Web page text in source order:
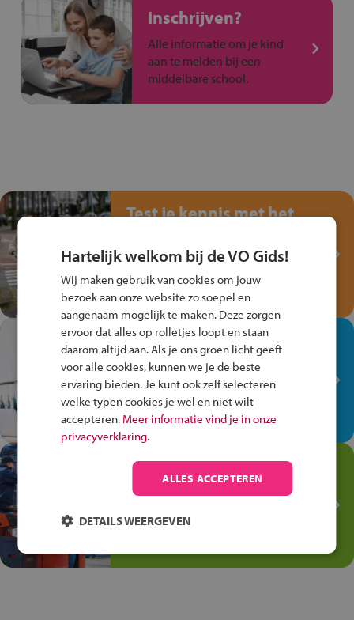
Inschrijven?
Alle informatie om je kind
aan te melden bij een
middelbare school.
Test je kennis met het
Verkeersspel!
Speel het Fiets Veilig Verkeersspel
en win een Cortina-fiets!
In de winkel ben je op je
plek!
Ontdek via het vmbo jouw talent
op de winkelvloer, waar elke dag
anders is!
Jouw talent in de
Transport en Logistiek
logistiek: daar kun je mee
Hartelijk welkom bij de VO Gids!
Wij maken gebruik van cookies om jouw
bezoek aan onze website zo soepel en
aangenaam mogelijk te maken. Deze zorgen
ervoor dat alles op rolletjes loopt en staan
daarom altijd aan. Als je ons groen licht geeft
voor alle cookies, kunnen we je de beste
ervaring bieden. Je kunt ook zelf selecteren
welke typen cookies je wel en niet wilt
accepteren. Meer informatie vind je in onze
privacyverklaring.
ALLES ACCEPTEREN
DETAILS WEERGEVEN